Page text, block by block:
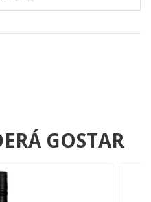
GOSTAR